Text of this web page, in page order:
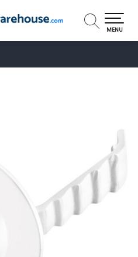
MENU